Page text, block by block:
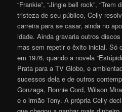
“Frankie”, “Jingle bell rock”,
tristeza de seu público, Celly
carreira para se casar, ainda no
idade. Ainda gravaria outros
mas sem repetir o êxito inicial. Só
em 1976, quando a novela
Prata para a TV Globo, e
sucessos dela e de outros
Gonzaga, Ronnie Cord, Wilson
e o irmão Tony. A própria Celly